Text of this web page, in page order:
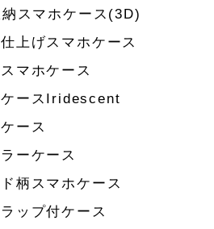
スマホケース(3D)
上げスマホケース
マホケース
ースIridescent
ース
ーケース
柄スマホケース
ップ付ケース